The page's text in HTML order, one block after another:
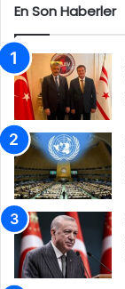
En Son Haberler